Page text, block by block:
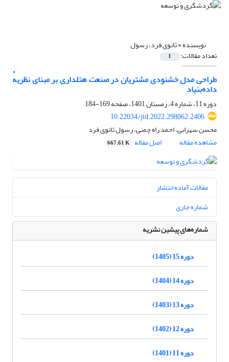
نویسنده =ثانوی فرد، رسول
تعداد مقالات: 1
طراحی مدل خشنودی مشتریان در صنعت هتلداری بر مبنای نظریهٔ
داده‌بنیاد
دوره 11، شماره 4، زمستان 1401، صفحه
169-184
10.22034/jtd.2022.298062.2406
محسن سهرابی، احمد راه چمنی، رسول ثانوی فرد
مشاهده مقاله
اصل مقاله 667.61 K
مقالات آماده انتشار
شماره جاری
شماره‌های پیشین نشریه
دوره 15 (1405)
دوره 14 (1404)
دوره 13 (1403)
دوره 12 (1402)
دوره 11 (1401)